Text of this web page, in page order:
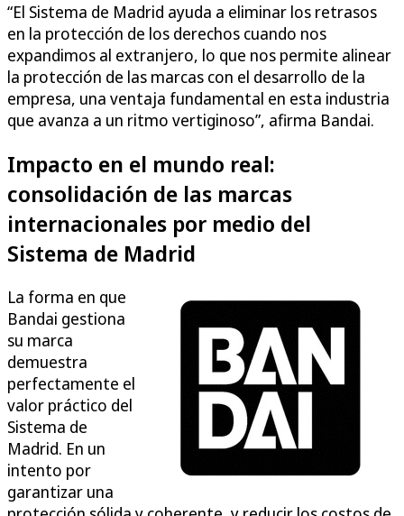
“El Sistema de Madrid ayuda a eliminar los retrasos
en la protección de los derechos cuando nos
expandimos al extranjero, lo que nos permite alinear
la protección de las marcas con el desarrollo de la
empresa, una ventaja fundamental en esta industria
que avanza a un ritmo vertiginoso”, afirma Bandai.
Impacto en el mundo real:
consolidación de las marcas
internacionales por medio del
Sistema de Madrid
La forma en que
Bandai gestiona
su marca
demuestra
perfectamente el
valor práctico del
Sistema de
Madrid. En un
intento por
garantizar una